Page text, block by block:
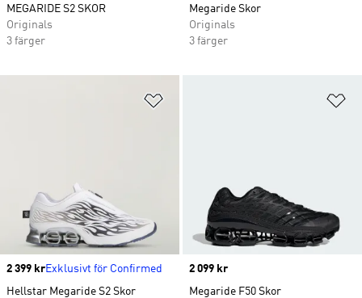
MEGARIDE S2 SKOR
Originals
3 färger
Megaride Skor
Originals
3 färger
Price
2 399 krExklusivt för Confirmed
Hellstar Megaride S2 Skor
Price
2 099 kr
Megaride F50 Skor